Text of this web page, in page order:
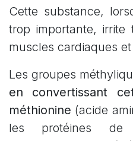
Cette substance,
trop importante, irrite
muscles cardiaques
Les groupes
en convertissant
méthionine (acide
les protéines de